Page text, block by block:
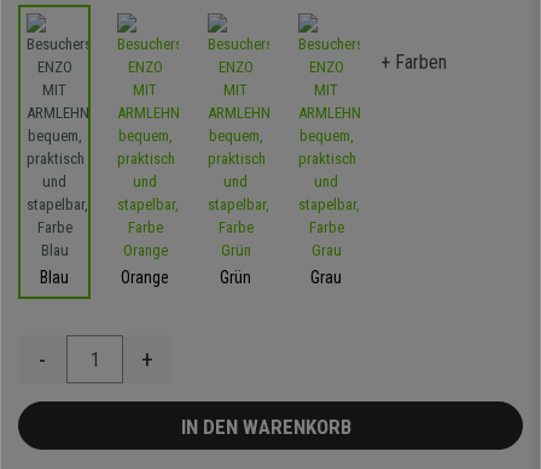
Blau Orange Grün Grau
+ Farben
- +
IN DEN WARENKORB